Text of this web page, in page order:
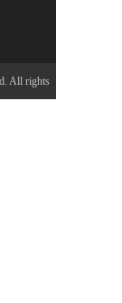
All rights